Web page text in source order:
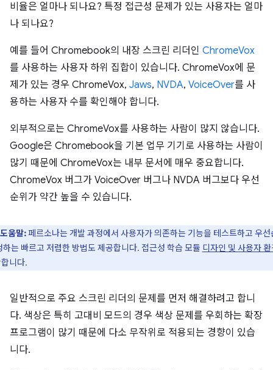
비율은 얼마나 되나요? 특정 접근성 문제가 있는 사용자는 얼마
나 되나요?
예를 들어 Chromebook의 내장 스크린 리더인 ChromeVox
를 사용하는 사용자 하위 집합이 있습니다. ChromeVox에 문
제가 있는 경우 ChromeVox, Jaws, NVDA, VoiceOver를 사
용하는 사용자 수를 확인해야 합니다.
외부적으로는 ChromeVox를 사용하는 사람이 많지 않습니다.
Google은 Chromebook을 기본 업무 기기로 사용하는 사람이
많기 때문에 ChromeVox는 내부 문서에 매우 중요합니다.
ChromeVox 버그가 VoiceOver 버그나 NVDA 버그보다 우선
순위가 약간 높을 수 있습니다.
도움말:페르소나는 개발 과정에서 사용자가 의존하는 기능을 테스트하고 우선
하는 빠르고 저렴한 방법도 제공합니다. 접근성 학습 모듈 디자인 및 사용자
니다.
일반적으로 주요 스크린 리더의 문제를 먼저 해결하려고 합니
다. 색상은 특히 고대비 모드의 경우 색상 문제를 우회하는 확장
프로그램이 많기 때문에 다소 무작위로 적용되는 경향이 있습
니다.